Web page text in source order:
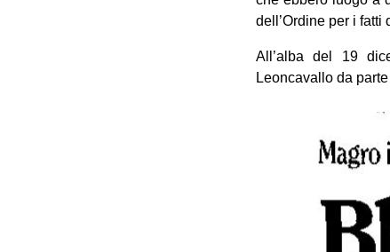
dell’Ordine per i fatti
All’alba del 19
Leoncavallo da